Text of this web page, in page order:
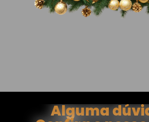
Alguma